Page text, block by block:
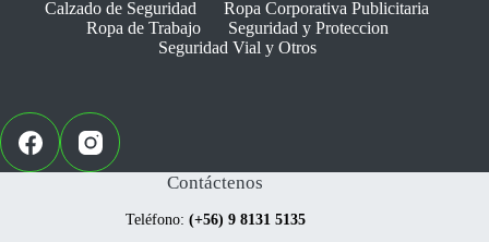
en
la
en
la
página
Calzado de Seguridad
Ropa Corporativa Publicitaria
Ropa de Trabajo
Seguridad y Proteccion
Seguridad Vial y Otros
Contáctenos
Teléfono: (+56) 9 8131 5135